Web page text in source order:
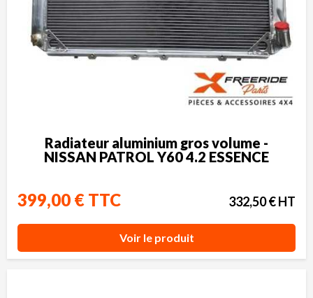
Radiateur aluminium gros volume -
NISSAN PATROL Y60 4.2 ESSENCE
399,00 € TTC 332,50 € HT
Voir le produit